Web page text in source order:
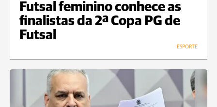
Futsal feminino conhece as
finalistas da 2ª Copa PG de
Futsal
ESPORTE